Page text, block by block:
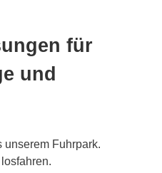
für
und
unserem Fuhrpark.